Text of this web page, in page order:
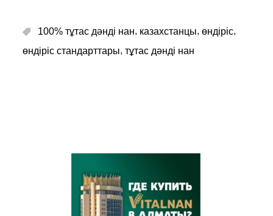
100% тұтас дәнді нан, казахстанцы, өндіріс,
өндіріс стандарттары, тұтас дәнді нан